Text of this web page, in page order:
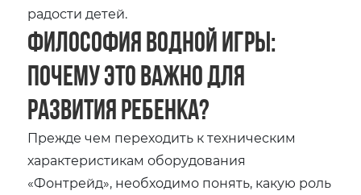
радости детей.
Философия водной игры:
почему это важно для
развития ребенка?
Прежде чем переходить к техническим
характеристикам оборудования
«Фонтрейд», необходимо понять, какую роль